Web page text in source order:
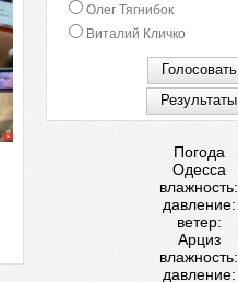
Олег Тягнибок
Виталий Кличко
Погода
Одесса
влажность:
давление:
ветер:
Арциз
влажность:
давление: